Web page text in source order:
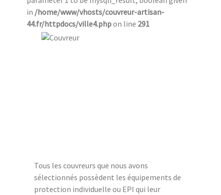
in /home/www/vhosts/couvreur-artisan-
44.fr/httpdocs/ville4.phpon line 291
Tous les couvreurs que nous avons
sélectionnés possèdent les équipements de
protection individuelle ou EPI qui leur